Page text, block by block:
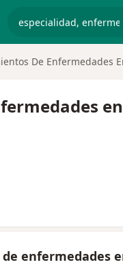
De Enfermedades
enfermedades